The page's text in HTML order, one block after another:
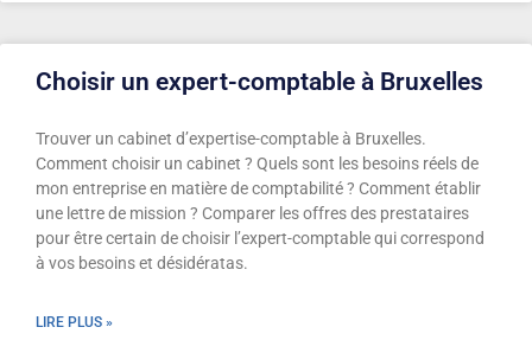
Choisir un expert-comptable à Bruxelles
Trouver un cabinet d’expertise-comptable à Bruxelles.
Comment choisir un cabinet ? Quels sont les besoins réels de
mon entreprise en matière de comptabilité ? Comment établir
une lettre de mission ? Comparer les offres des prestataires
pour être certain de choisir l’expert-comptable qui correspond
à vos besoins et désidératas.
LIRE PLUS »